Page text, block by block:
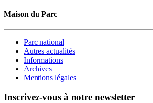
Maison du Parc
Parc national
Autres actualités
Informations
Archives
Mentions légales
Inscrivez-vous à notre newsletter